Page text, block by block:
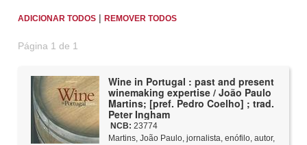
ADICIONAR TODOS |REMOVER TODOS
Página 1 de 1
Wine in Portugal : past and present
winemaking expertise / João Paulo
Martins; [pref. Pedro Coelho] ; trad.
Peter Ingham
NCB: 23774
Martins, João Paulo, jornalista, enófilo, autor,